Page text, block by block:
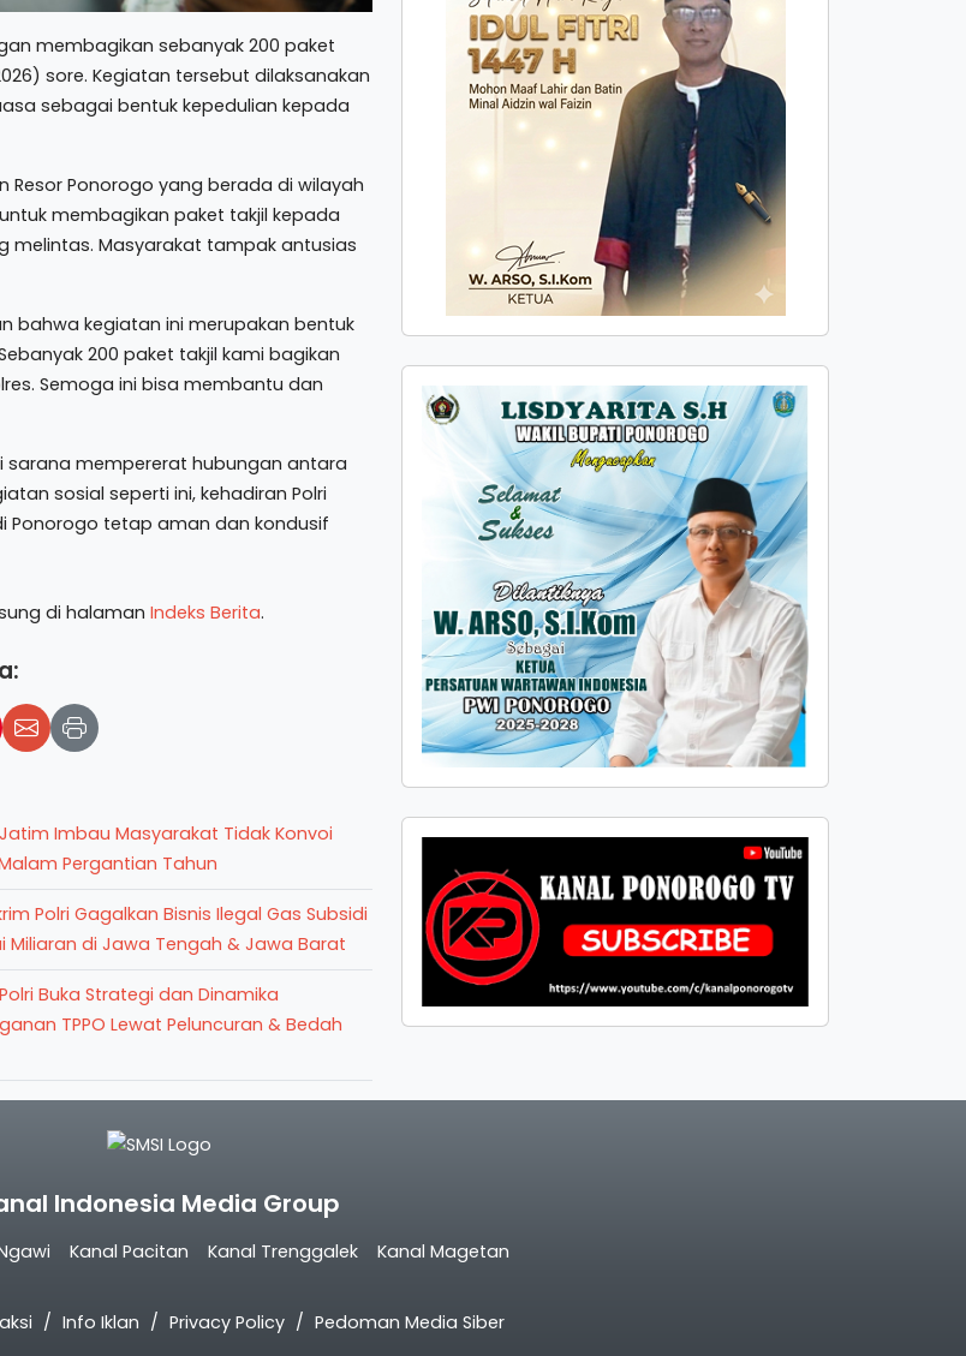
membagikan sebanyak 200 paket
sore. Kegiatan tersebut dilaksanakan
sebagai bentuk kepedulian kepada
Resor Ponorogo yang berada di wilayah
membagikan paket takjil kepada
melintas. Masyarakat tampak antusias
bahwa kegiatan ini merupakan bentuk
200 paket takjil kami bagikan
Semoga ini bisa membantu dan
sarana mempererat hubungan antara
sosial seperti ini, kehadiran Polri
Ponorogo tetap aman dan kondusif
di halaman Indeks Berita.
Imbau Masyarakat Tidak Konvoi
Pergantian Tahun
Polri Gagalkan Bisnis Ilegal Gas Subsidi
Miliaran di Jawa Tengah & Jawa Barat
Buka Strategi dan Dinamika
TPPO Lewat Peluncuran & Bedah
Indonesia Media Group
Kanal Pacitan Kanal Trenggalek Kanal Magetan
Info Iklan Privacy Policy Pedoman Media Siber